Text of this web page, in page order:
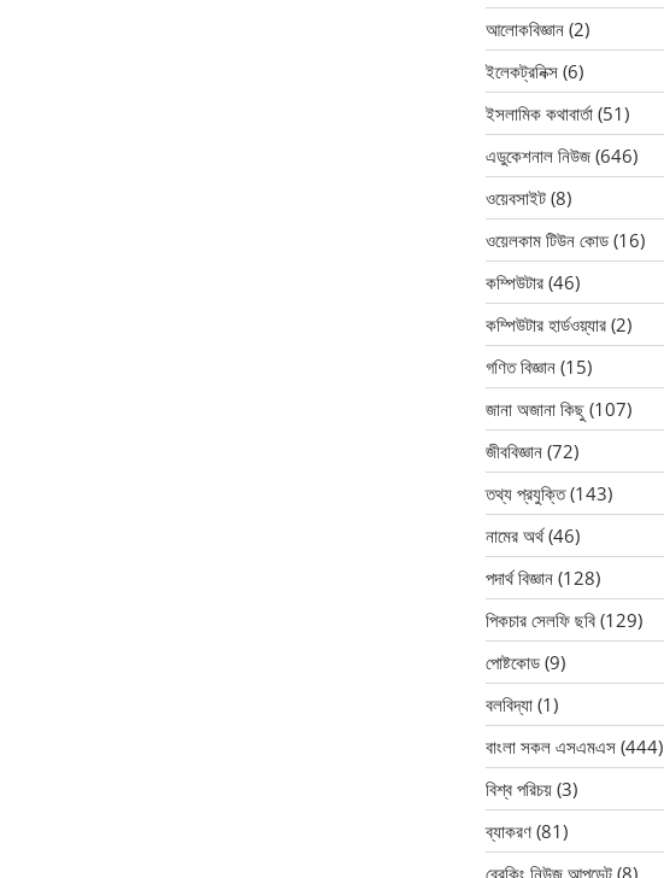
আলোকবিজ্ঞান (2)
ইলেকট্রনিক্স (6)
ইসলামিক কথাবার্তা (51)
এডুকেশনাল নিউজ (646)
ওয়েবসাইট (8)
ওয়েলকাম টিউন কোড (16)
কম্পিউটার (46)
কম্পিউটার হার্ডওয়্যার (2)
গণিত বিজ্ঞান (15)
জানা অজানা কিছু (107)
জীববিজ্ঞান (72)
তথ্য প্রযুক্তি(143)
নামের অর্থ(46)
পদার্থ বিজ্ঞান (128)
পিকচার সেলফি ছবি (129)
পোষ্টকোড (9)
বলবিদ্যা (1)
বাংলা সকল এসএমএস (444)
বিশ্ব পরিচয় (3)
ব্যাকরণ (81)
ব্রেকিং নিউজ আপডেট (8)